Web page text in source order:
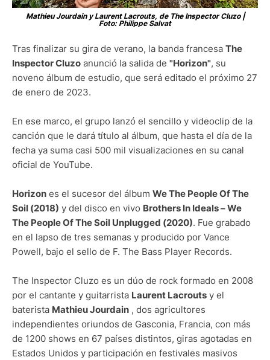
Mathieu Jourdain y Laurent Lacrouts, de The Inspector Cluzo |
Foto: Philippe Salvat
Tras finalizar su gira de verano, la banda francesa The
Inspector Cluzo anunció la salida de "Horizon", su
noveno álbum de estudio, que será editado el próximo 27
de enero de 2023.
En ese marco, el grupo lanzó el sencillo y videoclip de la
canción que le dará título al álbum, que hasta el día de la
fecha ya suma casi 500 mil visualizaciones en su canal
oficial de YouTube.
Horizon es el sucesor del álbum We The People Of The
Soil (2018) y del disco en vivo Brothers In Ideals – We
The People Of The Soil Unplugged (2020). Fue grabado
en el lapso de tres semanas y producido por Vance
Powell, bajo el sello de F. The Bass Player Records.
The Inspector Cluzo es un dúo de rock formado en 2008
por el cantante y guitarrista Laurent Lacrouts y el
baterista Mathieu Jourdain , dos agricultores
independientes oriundos de Gasconia, Francia, con más
de 1200 shows en 67 países distintos, giras agotadas en
Estados Unidos y participación en festivales masivos